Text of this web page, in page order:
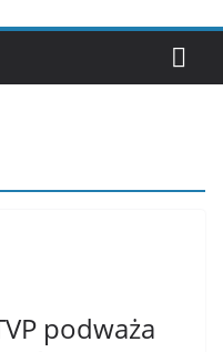
podważa